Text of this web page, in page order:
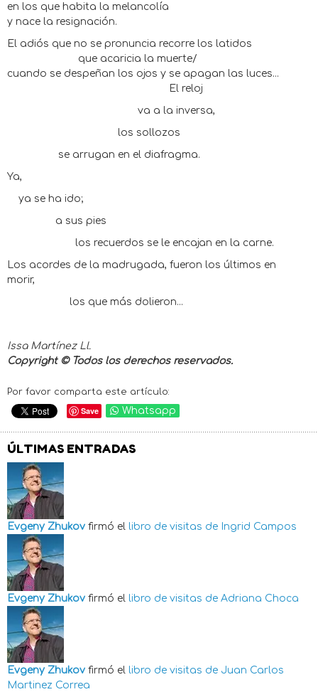
en los que habita la melancolía
y nace la resignación.
El adiós que no se pronuncia recorre los latidos
que acaricia la muerte/
cuando se despeñan los ojos y se apagan las luces...
El reloj
va a la inversa,
los sollozos
se arrugan en el diafragma.
Ya,
ya se ha ido;
a sus pies
los recuerdos se le encajan en la carne.
Los acordes de la madrugada, fueron los últimos en
morir,
los que más dolieron...
Issa Martínez Ll.
Copyright © Todos los derechos reservados.
Por favor comparta este artículo:
Save Whatsapp
ÚLTIMAS ENTRADAS
Evgeny Zhukov firmó el libro de visitas de Ingrid Campos
Evgeny Zhukov firmó el libro de visitas de Adriana Choca
Evgeny Zhukov firmó el libro de visitas de Juan Carlos
Martinez Correa